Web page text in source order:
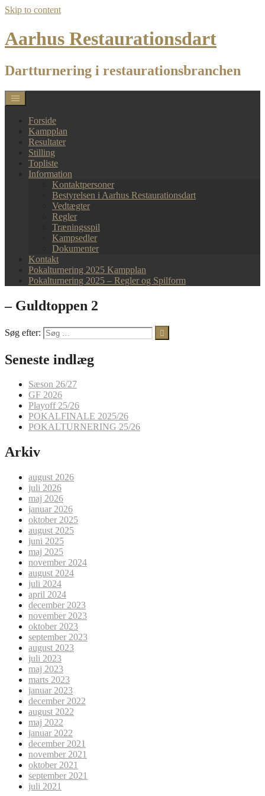
Skip to content
Aarhus Restaurationsdart
Dartturnering i restaurationsbranchen
Forside
Kampplan
Resultater
Stilling
Topliste
Information
Kontaktpersoner
Bestyrelsen i Aarhus Restaurationsdart
Vedtægter
Regler
Træningsspil
Kampsedler
Dokumenter
Kontakt
Pokalturnering 2025 Kampplan
Pokalturnering 2025 – Regler og Spilform
– Guldtoppen 2
Søg efter:
Seneste indlæg
Sæson 26/27
GF 2026
Playoff 25/26
POKALFINALE 2025/26
POKALTURNERING 25/26
Arkiv
august 2026
juli 2026
maj 2026
januar 2026
oktober 2025
august 2025
juni 2025
maj 2025
november 2024
august 2024
juli 2024
april 2024
december 2023
november 2023
oktober 2023
september 2023
august 2023
juli 2023
maj 2023
marts 2023
januar 2023
december 2022
august 2022
maj 2022
januar 2022
december 2021
november 2021
oktober 2021
september 2021
juli 2021